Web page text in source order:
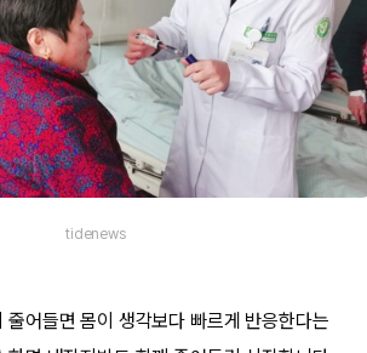
tidenews
줄어들면 몸이 생각보다 빠르게 반응한다는